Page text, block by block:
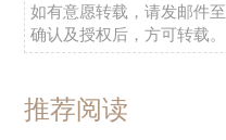
如有意愿转载，请发邮件至
确认及授权后，方可转载。
推荐阅读